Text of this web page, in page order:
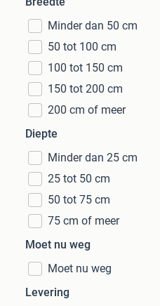
Minder dan 50 cm
50 tot 100 cm
100 tot 150 cm
150 tot 200 cm
200 cm of meer
Diepte
Minder dan 25 cm
25 tot 50 cm
50 tot 75 cm
75 cm of meer
Moet nu weg
Moet nu weg
Levering